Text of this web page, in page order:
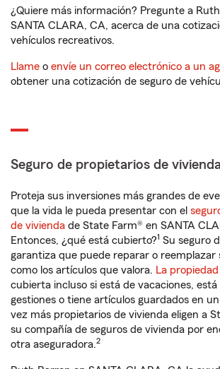
¿Quiere más información? Pregunte a
SANTA CLARA, CA, acerca de una
vehículos recreativos.
Llame o envíe un correo electrónico a un
obtener una cotización de seguro de
Seguro de propietarios de vivienda
Proteja sus inversiones más grandes de
que la vida le pueda presentar con el
de vivienda de State Farm® en SANTA
Entonces, ¿qué está cubierto?1 Su seguro
garantiza que puede reparar o reemplazar
como los artículos que valora. La
cubierta incluso si está de vacaciones, está
gestiones o tiene artículos guardados en
vez más propietarios de vivienda eligen a
su compañía de seguros de vivienda por
otra aseguradora.2